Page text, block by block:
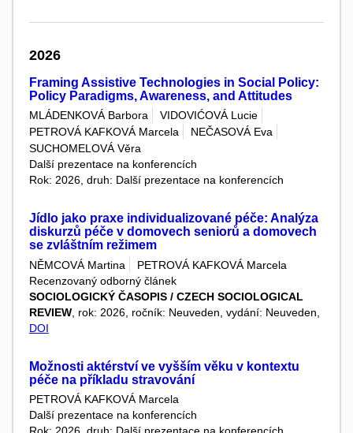
2026
Framing Assistive Technologies in Social Policy:
Policy Paradigms, Awareness, and Attitudes
MLÁDENKOVÁ Barbora
VIDOVIĆOVÁ Lucie
PETROVÁ KAFKOVÁ Marcela
NEČASOVÁ Eva
SUCHOMELOVÁ Věra
Další prezentace na konferencích
Rok: 2026, druh: Další prezentace na konferencích
Jídlo jako praxe individualizované péče: Analýza
diskurzů péče v domovech seniorů a domovech
se zvláštním režimem
NĚMCOVÁ Martina
PETROVÁ KAFKOVÁ Marcela
Recenzovaný odborný článek
SOCIOLOGICKÝ ČASOPIS / CZECH SOCIOLOGICAL
REVIEW , rok: 2026, ročník: Neuveden, vydání: Neuveden,
DOI
Možnosti aktérství ve vyšším věku v kontextu
péče na příkladu stravování
PETROVÁ KAFKOVÁ Marcela
Další prezentace na konferencích